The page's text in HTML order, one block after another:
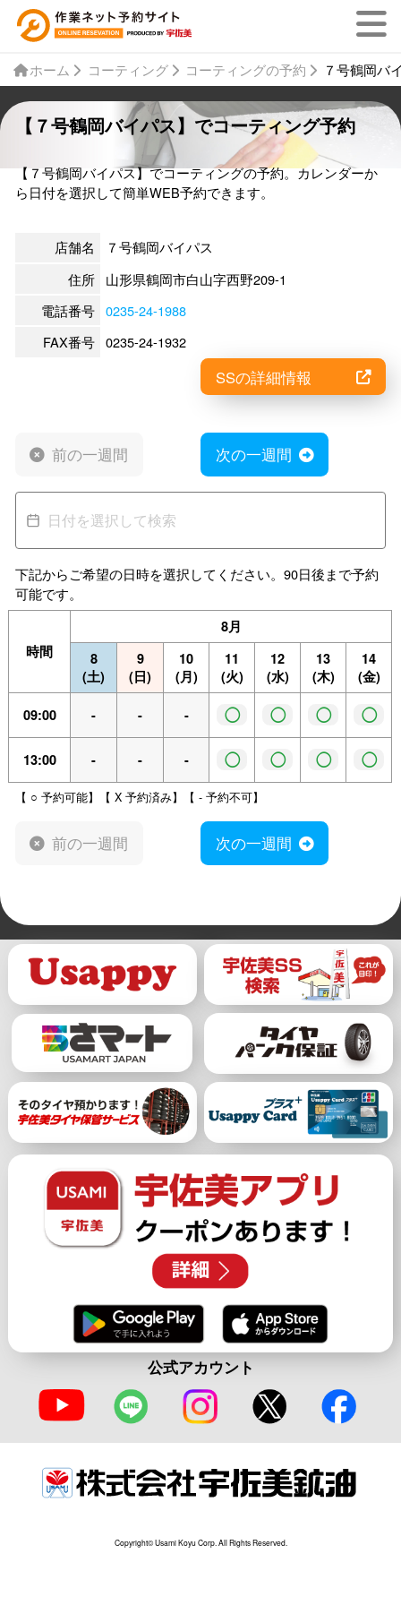
ホーム コーティング コーティングの予約 ７号鶴岡バ
【７号鶴岡バイパス】でコーティング予約
【７号鶴岡バイパス】でコーティングの予約。カレンダーか
ら日付を選択して簡単WEB予約できます。
店舗名
７号鶴岡バイパス
住所
山形県鶴岡市白山字西野209-1
電話番号 0235-24-1988
FAX番号 0235-24-1932
SSの詳細情報
前の一週間 次の一週間
下記からご希望の日時を選択してください。90日後まで予約
可能です。
時間
8月
8
(土)
9
(日)
10
(月)
11
(火)
12
(水)
13
(木)
14
(金)
09:00 - - - ◯ ◯ ◯ ◯
13:00 - - - ◯ ◯ ◯ ◯
【 ○ 予約可能】【 X 予約済み】【 - 予約不可】
前の一週間 次の一週間
公式アカウント
Copyright© Usami Koyu Corp. All Rights Reserved.